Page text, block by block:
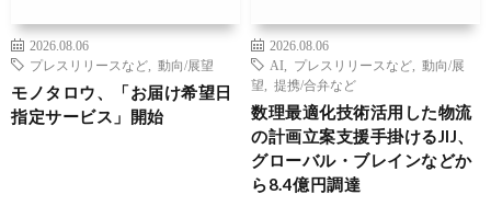
2026.08.06
プレスリリースなど
動向/展望
モノタロウ、「お届け希望日
指定サービス」開始
2026.08.06
AI
プレスリリースなど
動向/展
望
提携/合弁など
数理最適化技術活用した物流
の計画立案支援手掛けるJIJ、
グローバル・ブレインなどか
ら8.4億円調達